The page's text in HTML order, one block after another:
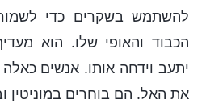
להשתמש בשקרים כדי
הכבוד והאופי שלו. הוא
יתעב וידחה אותו. אנשים
את האל. הם בוחרים